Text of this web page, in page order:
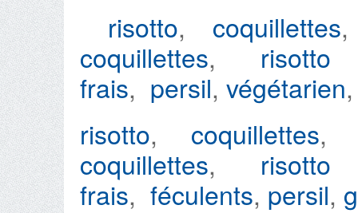
risotto, coquillettes
coquillettes,
frais, persil, végétarien
risotto, coquillettes
coquillettes,
frais, féculents, persil,